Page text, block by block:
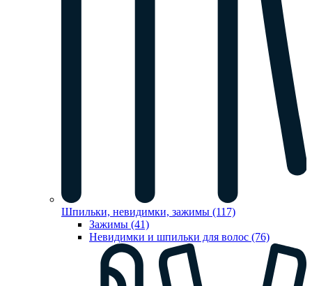
Шпильки, невидимки, зажимы (117)
Зажимы (41)
Невидимки и шпильки для волос (76)